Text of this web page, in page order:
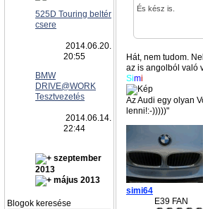
525D Touring beltér
csere
2014.06.20.
20:55
BMW
DRIVE@WORK
Tesztvezetés
2014.06.14.
22:44
szeptember
2013
május 2013
Blogok keresése
És kész is.
Hát, nem tudom.
az is angolból való
Simi
Az Audi egy olyan
lenni!:-)))))"
simi64
E39 FAN